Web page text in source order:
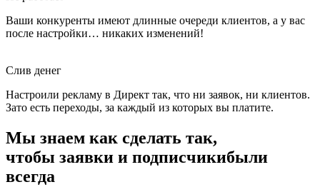
Ваши конкуренты имеют длинные очереди клиентов, а у вас
после настройки… никаких изменений!
Слив денег
Настроили рекламу в Директ так, что ни заявок, ни клиентов.
Зато есть переходы, за каждый из которых вы платите.
Мы знаем как сделать так,
чтобы заявки и подписчикибыли
всегда